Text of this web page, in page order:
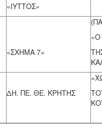
«ΙΥΤΤΟΣ»
«ΣΧΗΜΑ 7»
«Ο
ΔΗ. ΠΕ. ΘΕ. ΚΡΗΤΗΣ